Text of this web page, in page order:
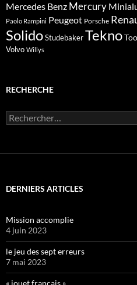
Mercedes Benz Mercury
Paolo Rampini Peugeot Porsche
SolidoStudebakerTekno
Volvo Willys
RECHERCHE
Rechercher :
DERNIERS ARTICLES
Mission accomplie
4 juin 2023
le jeu des sept erreurs
7 mai 2023
« jouet français »